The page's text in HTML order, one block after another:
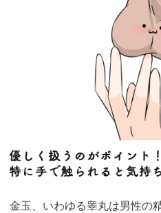
金玉、いわゆる睾丸は男性の